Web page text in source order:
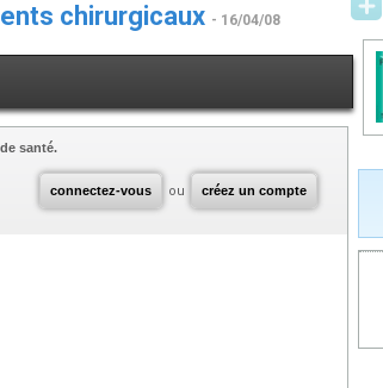
chirurgicaux - 16/04/08
connectez-vous ou créez un compte
santé.